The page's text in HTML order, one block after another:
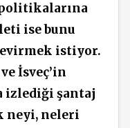
ise bunu
istiyor.
İsveç’in
izlediği şantaj
neyi, neleri